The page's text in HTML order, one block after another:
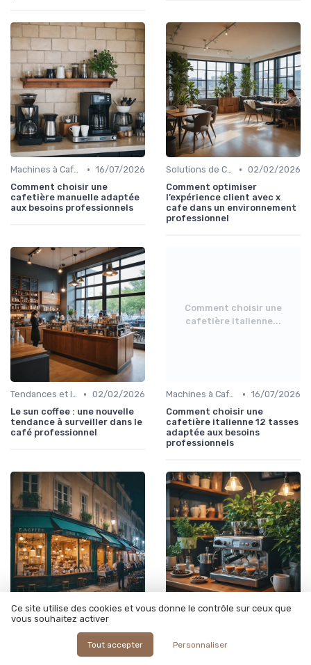
Machines à Café Professionnelles • 16/07/2026
Comment choisir une
cafetière manuelle adaptée
aux besoins professionnels
Solutions de Café pour Entreprises • 02/02/2026
Comment optimiser
l’expérience client avec x
cafe dans un environnement
professionnel
Tendances et Innovations CHR • 02/02/2026
Le sun coffee : une nouvelle
tendance à surveiller dans le
café professionnel
Comment choisir une
cafetière italienne...
Machines à Café Professionnelles • 16/07/2026
Comment choisir une
cafetière italienne 12 tasses
adaptée aux besoins
professionnels
Solutions de Café pour Entreprises • 01/02/2026
Comment optimiser
l’approvisionnement en café
à Agen pour les
l’italienne pour les
Ce site utilise des cookies et vous donne le contrôle sur ceux que
vous souhaitez activer
Tout accepter Personnaliser